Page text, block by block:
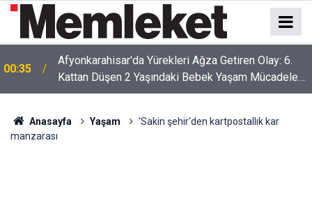
00:35
Afyonkarahisar'da Yürekleri Ağza Getiren Olay: 6.
Kattan Düşen 2 Yaşındaki Bebek Yaşam Mücadelesi
Veriyor
Anasayfa Yaşam
'Sakin şehir'den kartpostallık kar
manzarası